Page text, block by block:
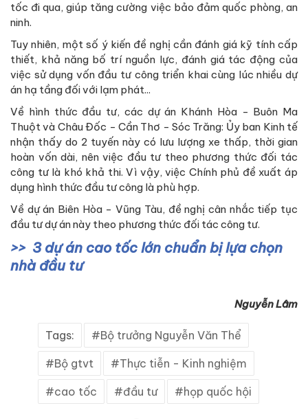
tốc đi qua, giúp tăng cường việc bảo đảm quốc phòng, an
ninh.
Tuy nhiên, một số ý kiến đề nghị cần đánh giá kỹ tính cấp
thiết, khả năng bố trí nguồn lực, đánh giá tác động của
việc sử dụng vốn đầu tư công triển khai cùng lúc nhiều dự
án hạ tầng đối với lạm phát...
Về hình thức đầu tư, các dự án Khánh Hòa - Buôn Ma
Thuột và Châu Đốc - Cần Thơ - Sóc Trăng: Ủy ban Kinh tế
nhận thấy do 2 tuyến này có lưu lượng xe thấp, thời gian
hoàn vốn dài, nên việc đầu tư theo phương thức đối tác
công tư là khó khả thi. Vì vậy, việc Chính phủ đề xuất áp
dụng hình thức đầu tư công là phù hợp.
Về dự án Biên Hòa - Vũng Tàu, đề nghị cân nhắc tiếp tục
đầu tư dự án này theo phương thức đối tác công tư.
3 dự án cao tốc lớn chuẩn bị lựa chọn
nhà đầu tư
Nguyễn Lâm
Tags: Bộ trưởng Nguyễn Văn Thể
Bộ gtvt Thực tiễn - Kinh nghiệm
cao tốc đầu tư họp quốc hội